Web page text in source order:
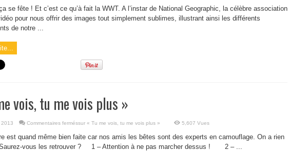
se fête ! Et c’est ce qu’à fait la WWT. A l’instar de National Geographic, la célèbre association
pour nous offrir des images tout simplement sublimes, illustrant ainsi les différents
de notre ...
vois, tu me vois plus »
Commentaires ferméssur « Tu me vois, tu me vois plus » 5,607 Vues
est quand même bien faite car nos amis les bêtes sont des experts en camouflage. On a rien
vous les retrouver ? 1 – Attention à ne pas marcher dessus ! 2 – ...